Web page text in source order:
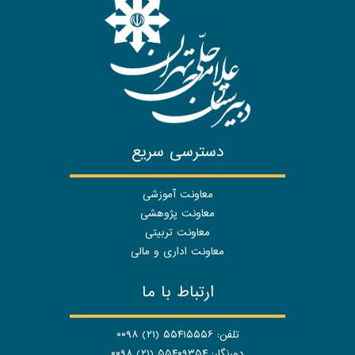
دسترسی سریع
معاونت آموزشی
معاونت پژوهشی
معاونت تربیتی
معاونت اداری و مالی
ارتباط با ما
تلفن: ۵۵۴۱۵۵۵۶ (۲۱) ۰۰۹۸